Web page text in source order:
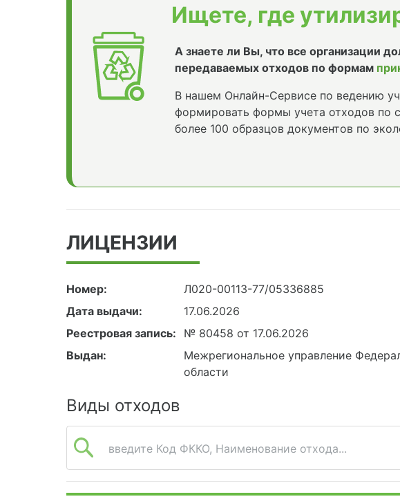
Ищете, где
А знаете ли Вы, что все организации
передаваемых отходов по формам
В нашем Онлайн-Сервисе по ведению
формировать формы учета отходов по
более 100 образцов документов по
ЛИЦЕНЗИИ
Номер:
Л020-00113-77/05336885
Дата выдачи:
17.06.2026
Реестровая запись:
№ 80458 от 17.06.2026
Выдан:
Межрегиональное управление
области
Виды отходов
введите Код ФККО, Наименование отхода...